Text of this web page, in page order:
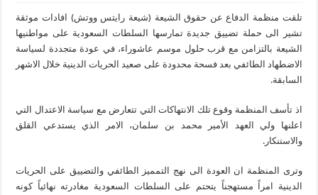
تلقت منظمة الدفاع عن حقوق الشيعة (شيعة رايتس ووتش) افادات موثقة
تشير الى حملة تضييق جديدة تمارسها السلطات السعودية على مواطنيها
الشيعة بالتزامن مع قرب حلول موسم عاشوراء، في عودة متجددة لسياسة
الاضطهاد الطائفي بعد فسحة محدودة على صعيد الحريات الدينية خلال الاشهر
السابقة.
اذ تأسف المنظمة وقوع تلك الانتهاكات التي تتعارض مع سياسة الاعتدال التي
اعلنها ولي العهد الأمير محمد بن سلمان، الامر الذي يستدعي القلق
والاستنكار.
وترى المنظمة ان العودة الى نهج التمميز الطائفي والتضييق على الحريات
الدينية امراً مستهجناً يتحتم على السلطات السعودية مغادرته نهائياً كونه